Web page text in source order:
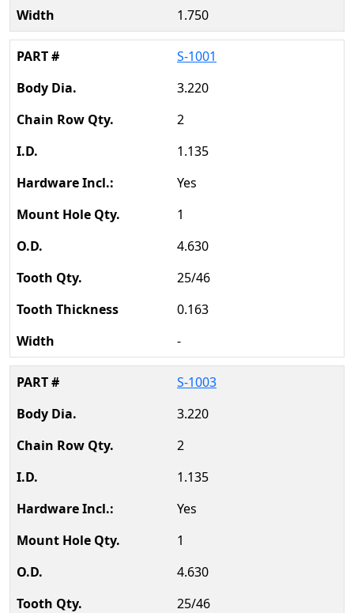
1.750
S-1001
3.220
2
1.135
Yes
1
4.630
25/46
0.163
-
S-1003
3.220
2
1.135
Yes
1
4.630
25/46